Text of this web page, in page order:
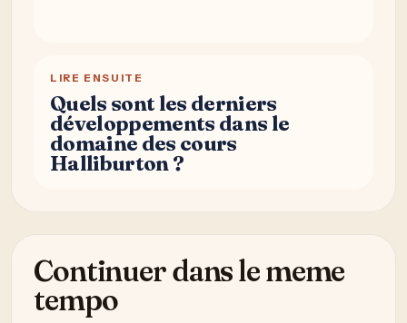
LIRE ENSUITE
Quels sont les derniers
développements dans le
domaine des cours
Halliburton ?
Continuer dans le meme
tempo